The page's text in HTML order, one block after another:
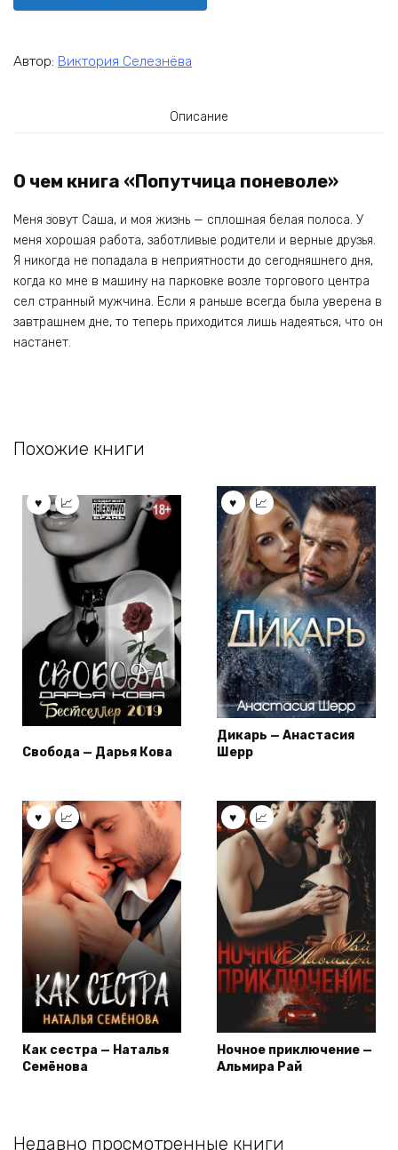
Автор: Виктория Селезнёва
Описание
О чем книга «Попутчица поневоле»
Меня зовут Саша, и моя жизнь — сплошная белая полоса. У
меня хорошая работа, заботливые родители и верные друзья.
Я никогда не попадала в неприятности до сегодняшнего дня,
когда ко мне в машину на парковке возле торгового центра
сел странный мужчина. Если я раньше всегда была уверена в
завтрашнем дне, то теперь приходится лишь надеяться, что он
настанет.
Похожие книги
Свобода — Дарья Кова
Дикарь — Анастасия
Шерр
Как сестра — Наталья
Семёнова
Ночное приключение —
Альмира Рай
Недавно просмотренные книги